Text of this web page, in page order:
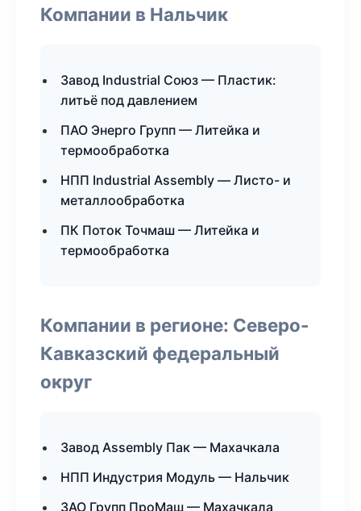
Компании в Нальчик
Завод Industrial Союз — Пластик:
литьё под давлением
ПАО Энерго Групп — Литейка и
термообработка
НПП Industrial Assembly — Листо- и
металлообработка
ПК Поток Точмаш — Литейка и
термообработка
Компании в регионе: Северо-
Кавказский федеральный
округ
Завод Assembly Пак — Махачкала
НПП Индустрия Модуль — Нальчик
ЗАО Групп ПроМаш — Махачкала